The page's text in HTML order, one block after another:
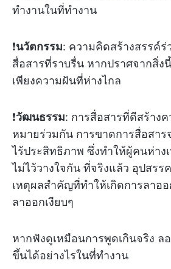
ทำงานในที่ทำงาน
❗️นวัตกรรม: ความคิดสร้างสรรค์ร่
สื่อสารที่ราบรื่น หากปราศจากสิ่ง
เพียงความฝันที่ห่างไกล
❗️วัฒนธรรม: การสื่อสารที่ดีสร้างค
หมายร่วมกัน การขาดการสื่อสา
ไร้ประสิทธิภาพ ซึ่งทำให้ผู้คนห่าง
ไม่ไว้วางใจกัน ที่จริงแล้ว อุปสรร
เหตุผลสำคัญที่ทำให้เกิดการลาอ
ลาออกเงียบๆ
หากฟังดูเหมือนการพูดเกินจริง ล
ขึ้นได้อย่างไรในที่ทำงาน